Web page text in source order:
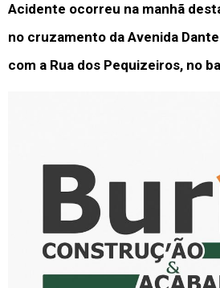
Acidente ocorreu na manhã
no cruzamento da Avenida
com a Rua dos Pequizeiros, no